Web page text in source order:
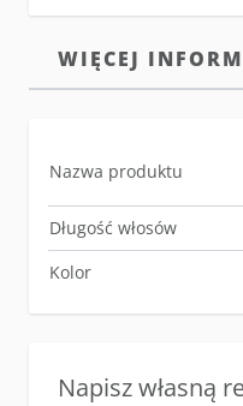
WIĘCEJ
Nazwa produktu
Długość włosów
Kolor
Napisz własną